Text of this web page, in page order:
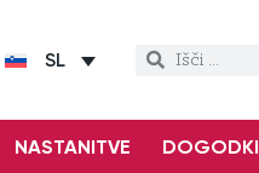
SL
NASTANITVE DOGODKI